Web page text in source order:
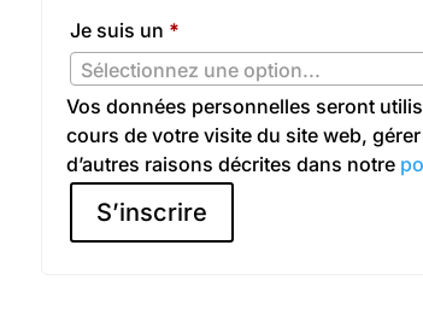
Je suis un *
Sélectionnez une option...
Vos données personnelles seront
cours de votre visite du site web,
d’autres raisons décrites dans notre
S’inscrire